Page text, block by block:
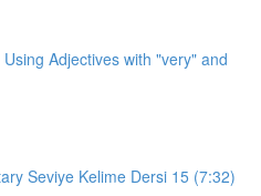
Adjectives with "very" and
Seviye Kelime Dersi 15 (7:32)